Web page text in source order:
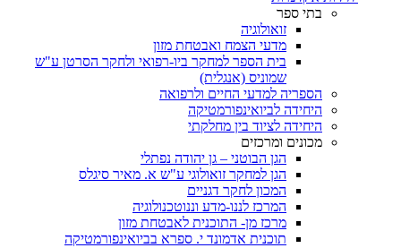
בתי ספר
זואולוגיה
מדעי הצמח ואבטחת מזון
בית הספר למחקר ביו-רפואי ולחקר הסרטן ע"ש
שמוניס (אנגלית)
הספריה למדעי החיים ולרפואה
היחידה לביואינפורמטיקה
היחידה לציוד בין מחלקתי
מכונים ומרכזים
הגן הבוטני – גן יהודה נפתלי
הגן למחקר זואולוגי ע"ש א. מאיר סיגלס
המכון לחקר דגניים
המרכז לננו-מדע וננוטכנולוגיה
מרכז מן- התוכנית לאבטחת מזון
תוכנית אדמונד י. ספרא בביואינפורמטיקה